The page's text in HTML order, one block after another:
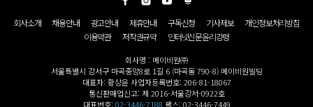
회사소개 채용안내 광고안내 제휴안내 구독신청 기사제보
개인정보처리방침
이용약관
저작권규약 인터넷신문윤리강령
회사명 : 메이비원㈜
서울특별시 강서구 마곡중앙8로 1길 6 (마곡동 790-8) 메이비원빌딩
대표자: 황상윤 사업자등록번호: 206-81-18067
통신판매업신고: 제 2016-서울강서-0922호
대표번호: 02-3446-7188 팩스: 02-3446-7449